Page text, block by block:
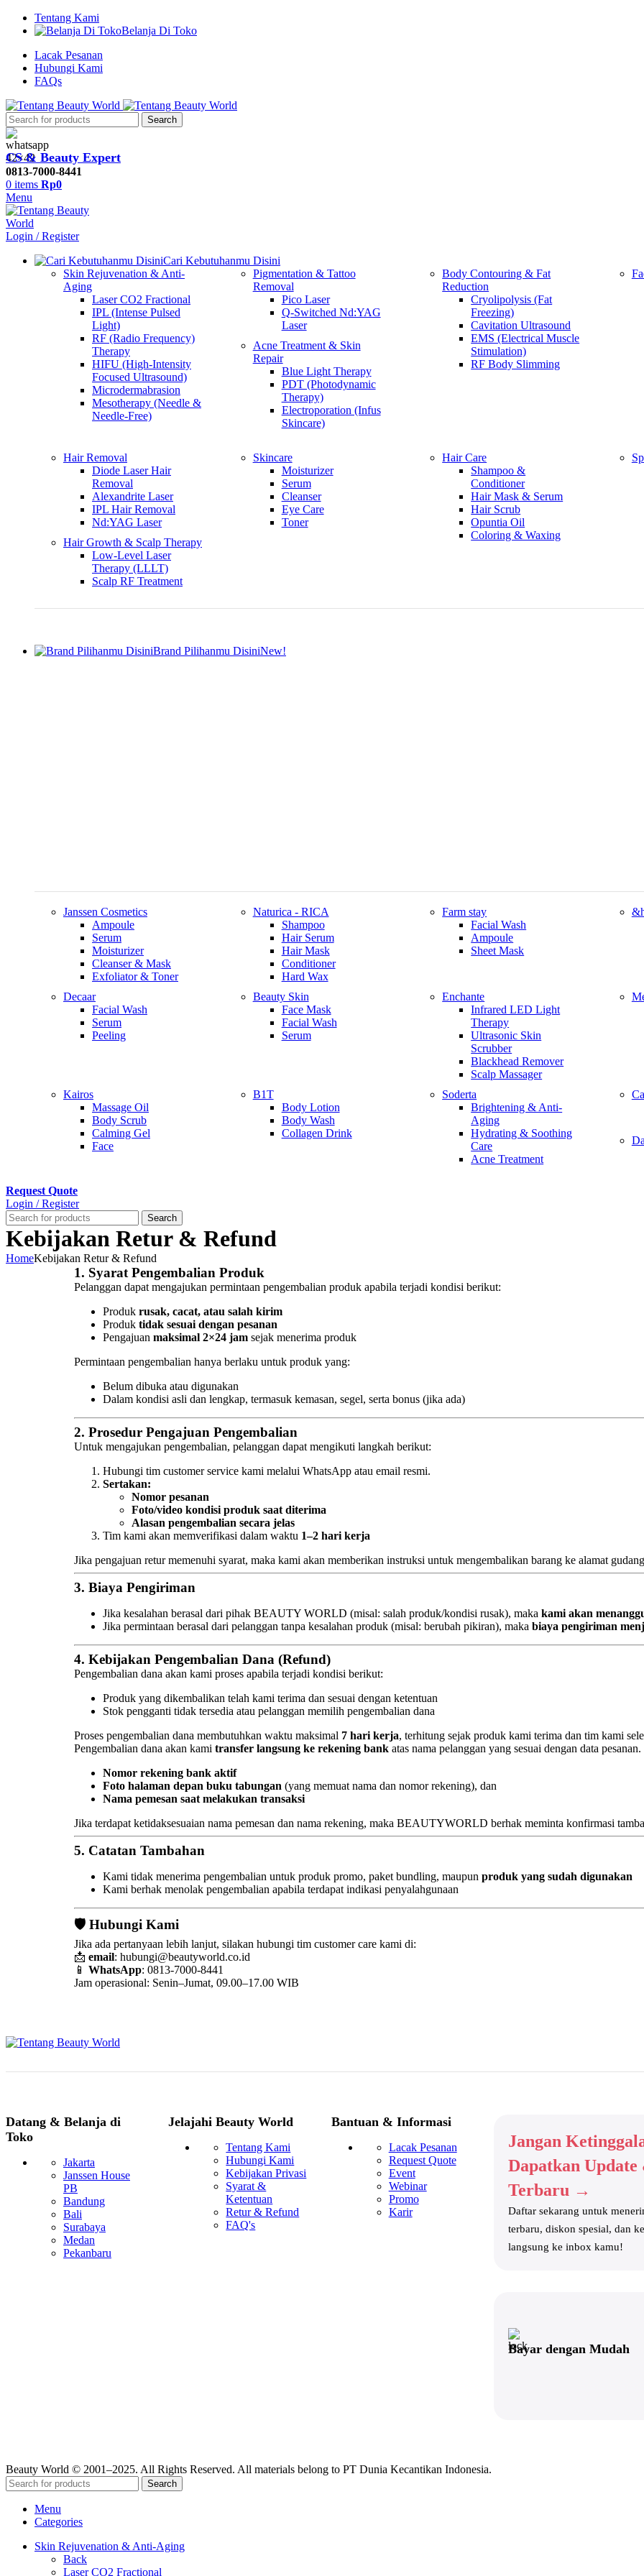
Tentang Kami
Belanja Di Toko
Lacak Pesanan
Hubungi Kami
FAQs
Search
CS & Beauty Expert
0813-7000-8441
0 items Rp0
Menu
Login / Register
Cari Kebutuhanmu Disini
Skin Rejuvenation & Anti-
Aging
Laser CO2 Fractional
IPL (Intense Pulsed
Light)
RF (Radio Frequency)
Therapy
HIFU (High-Intensity
Focused Ultrasound)
Microdermabrasion
Mesotherapy (Needle &
Needle-Free)
Pigmentation & Tattoo
Removal
Pico Laser
Q-Switched Nd:YAG
Laser
Acne Treatment & Skin
Repair
Blue Light Therapy
PDT (Photodynamic
Therapy)
Electroporation (Infus
Skincare)
Body Contouring & Fat
Reduction
Cryolipolysis (Fat
Freezing)
Cavitation Ultrasound
EMS (Electrical Muscle
Stimulation)
RF Body Slimming
Hair Removal
Diode Laser Hair
Removal
Alexandrite Laser
IPL Hair Removal
Nd:YAG Laser
Hair Growth & Scalp Therapy
Low-Level Laser
Therapy (LLLT)
Scalp RF Treatment
Skincare
Moisturizer
Serum
Cleanser
Eye Care
Toner
Hair Care
Shampoo &
Conditioner
Hair Mask & Serum
Hair Scrub
Opuntia Oil
Coloring & Waxing
Brand Pilihanmu DisiniNew!
Janssen Cosmetics
Ampoule
Serum
Moisturizer
Cleanser & Mask
Exfoliator & Toner
Naturica - RICA
Shampoo
Hair Serum
Hair Mask
Conditioner
Hard Wax
Farm stay
Facial Wash
Ampoule
Sheet Mask
Decaar
Facial Wash
Serum
Peeling
Beauty Skin
Face Mask
Facial Wash
Serum
Enchante
Infrared LED Light
Therapy
Ultrasonic Skin
Scrubber
Blackhead Remover
Scalp Massager
Kairos
Massage Oil
Body Scrub
Calming Gel
Face
B1T
Body Lotion
Body Wash
Collagen Drink
Soderta
Brightening & Anti-
Aging
Hydrating & Soothing
Care
Acne Treatment
Request Quote
Login / Register
Search
Kebijakan Retur & Refund
HomeKebijakan Retur & Refund
1. Syarat Pengembalian Produk
Pelanggan dapat mengajukan permintaan pengembalian produk apabila terjadi kondisi berikut:
Produk rusak, cacat, atau salah kirim
Produk tidak sesuai dengan pesanan
Pengajuan maksimal 2×24 jam sejak menerima produk
Permintaan pengembalian hanya berlaku untuk produk yang:
Belum dibuka atau digunakan
Dalam kondisi asli dan lengkap, termasuk kemasan, segel, serta bonus (jika ada)
2. Prosedur Pengajuan Pengembalian
Untuk mengajukan pengembalian, pelanggan dapat mengikuti langkah berikut:
Hubungi tim customer service kami melalui WhatsApp atau email resmi.
Sertakan:
Nomor pesanan
Foto/video kondisi produk saat diterima
Alasan pengembalian secara jelas
Tim kami akan memverifikasi dalam waktu 1–2 hari kerja
Jika pengajuan retur memenuhi syarat, maka kami akan memberikan instruksi untuk mengembalikan barang ke alamat
3. Biaya Pengiriman
Jika kesalahan berasal dari pihak BEAUTY WORLD (misal: salah produk/kondisi rusak), maka kami akan
Jika permintaan berasal dari pelanggan tanpa kesalahan produk (misal: berubah pikiran), maka biaya pengiriman
4. Kebijakan Pengembalian Dana (Refund)
Pengembalian dana akan kami proses apabila terjadi kondisi berikut:
Produk yang dikembalikan telah kami terima dan sesuai dengan ketentuan
Stok pengganti tidak tersedia atau pelanggan memilih pengembalian dana
Proses pengembalian dana membutuhkan waktu maksimal 7 hari kerja, terhitung sejak produk kami terima dan tim kami
Pengembalian dana akan kami transfer langsung ke rekening bank atas nama pelanggan yang sesuai dengan data
Nomor rekening bank aktif
Foto halaman depan buku tabungan (yang memuat nama dan nomor rekening), dan
Nama pemesan saat melakukan transaksi
Jika terdapat ketidaksesuaian nama pemesan dan nama rekening, maka BEAUTYWORLD berhak meminta konfirmasi
5. Catatan Tambahan
Kami tidak menerima pengembalian untuk produk promo, paket bundling, maupun produk yang sudah digunakan
Kami berhak menolak pengembalian apabila terdapat indikasi penyalahgunaan
🛡️ Hubungi Kami
Jika ada pertanyaan lebih lanjut, silakan hubungi tim customer care kami di:
📩 email: hubungi@beautyworld.co.id
📱 WhatsApp: 0813-7000-8441
Jam operasional: Senin–Jumat, 09.00–17.00 WIB
Datang & Belanja di
Toko
Jakarta
Janssen House
PB
Bandung
Bali
Surabaya
Medan
Pekanbaru
Jelajahi Beauty World
Tentang Kami
Hubungi Kami
Kebijakan Privasi
Syarat &
Ketentuan
Retur & Refund
FAQ's
Bantuan & Informasi
Lacak Pesanan
Request Quote
Event
Webinar
Promo
Karir
Jangan
Dapatkan
Terbaru →
Daftar sekarang untuk
terbaru, diskon spesial, dan
langsung ke inbox kamu!
Bayar dengan Mudah
Beauty World © 2001–2025. All Rights Reserved. All materials belong to PT Dunia Kecantikan Indonesia.
Search
Menu
Categories
Skin Rejuvenation & Anti-Aging
Back
Laser CO2 Fractional